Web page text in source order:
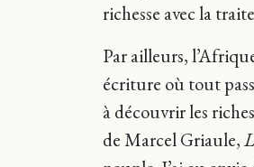
richesse avec la
Par ailleurs,
écriture où tout
à découvrir les
de Marcel Griaule,